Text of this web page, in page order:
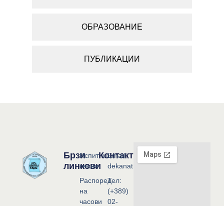
ОБРАЗОВАНИЕ
ПУБЛИКАЦИИ
Брзи
линкови
Испитни
сесии
Распоред
на
часови
Контакт
Email:
dekanat@flf.ukim.edu.mk
Тел:
(+389)
02-